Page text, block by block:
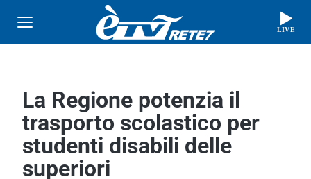
LIVE
La Regione potenzia il
trasporto scolastico per
studenti disabili delle
superiori